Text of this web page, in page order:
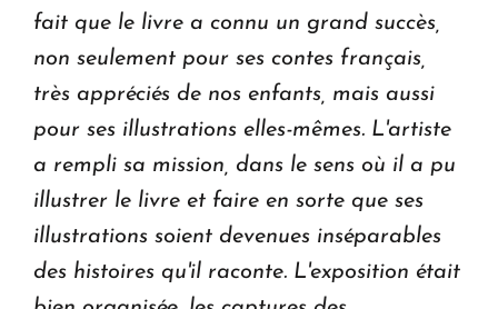
fait que le livre a connu un grand succès,
non seulement pour ses contes français,
très appréciés de nos enfants, mais aussi
pour ses illustrations elles-mêmes. L'artiste
a rempli sa mission, dans le sens où il a pu
illustrer le livre et faire en sorte que ses
illustrations soient devenues inséparables
des histoires qu'il raconte. L'exposition était